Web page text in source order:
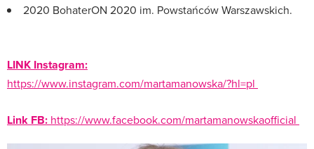
2020 BohaterON 2020 im. Powstańców Warszawskich.
LINK Instagram:
https://www.instagram.com/martamanowska/?hl=pl
Link FB: https://www.facebook.com/martamanowskaofficial